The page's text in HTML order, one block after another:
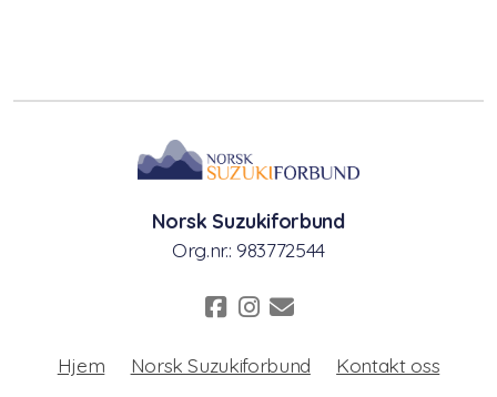
Norsk Suzukiforbund
Org.nr.: 983772544
Hjem Norsk Suzukiforbund Kontakt oss
Cello Teacher training
Brass Teacher training